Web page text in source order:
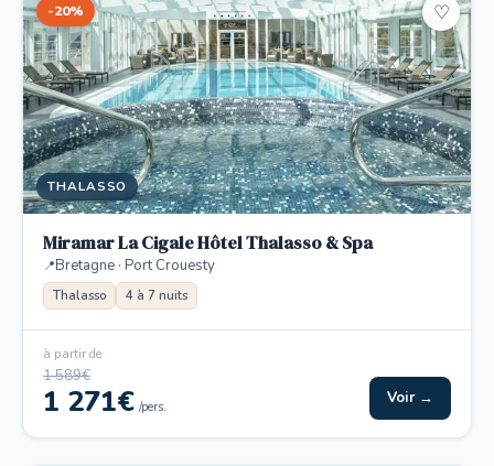
-20%
THALASSO
♡
Miramar La Cigale Hôtel Thalasso & Spa
Bretagne · Port Crouesty
Thalasso 4 à 7 nuits
à partir de
1 589€
1 271€ /pers. Voir →